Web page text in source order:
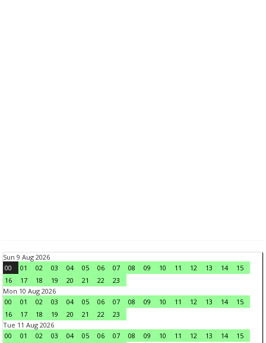
Sun 9 Aug 2026
00
01 02 03 04 05 06 07 08 09 10 11 12 13 14
15
16
17 18 19 20 21 22
23
Mon 10 Aug 2026
00
01 02 03 04 05 06 07 08 09 10 11 12 13 14
15
16
17 18 19 20 21 22
23
Tue 11 Aug 2026
00
01 02 03 04 05 06 07 08 09 10 11 12 13 14
15